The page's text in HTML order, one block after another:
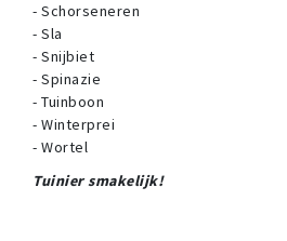
- Schorseneren
- Sla
- Snijbiet
- Spinazie
- Tuinboon
- Winterprei
- Wortel
Tuinier smakelijk!